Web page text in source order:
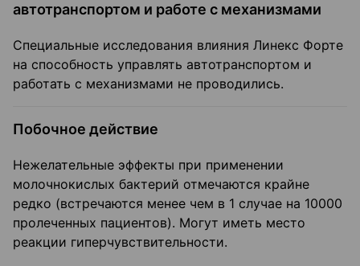
автотранспортом и работе с механизмами
Специальные исследования влияния Линекс Форте
на способность управлять автотранспортом и
работать с механизмами не проводились.
Побочное действие
Нежелательные эффекты при применении
молочнокислых бактерий отмечаются крайне
редко (встречаются менее чем в 1 случае на 10000
пролеченных пациентов). Могут иметь место
реакции гиперчувствительности.